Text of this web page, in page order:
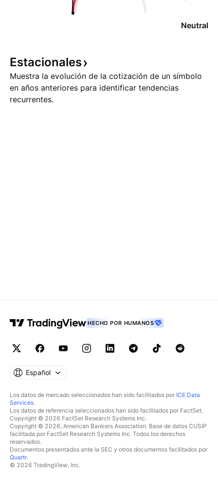
Neutral
Estacionales
Muestra la evolución de la cotización de un símbolo
en años anteriores para identificar tendencias
recurrentes.
HECHO POR HUMANOS
Español
Los datos de mercado seleccionados han sido facilitados por ICE Data
Services.
Los datos de referencia seleccionados han sido facilitados por FactSet.
Copyright © 2026 FactSet Research Systems Inc.
Copyright © 2026, American Bankers Association. Base de datos CUSIP
facilitada por FactSet Research Systems Inc. Todos los derechos
reservados.
Documentos presentados ante la SEC y otros documentos facilitados por
Quartr.
© 2026 TradingView, Inc.